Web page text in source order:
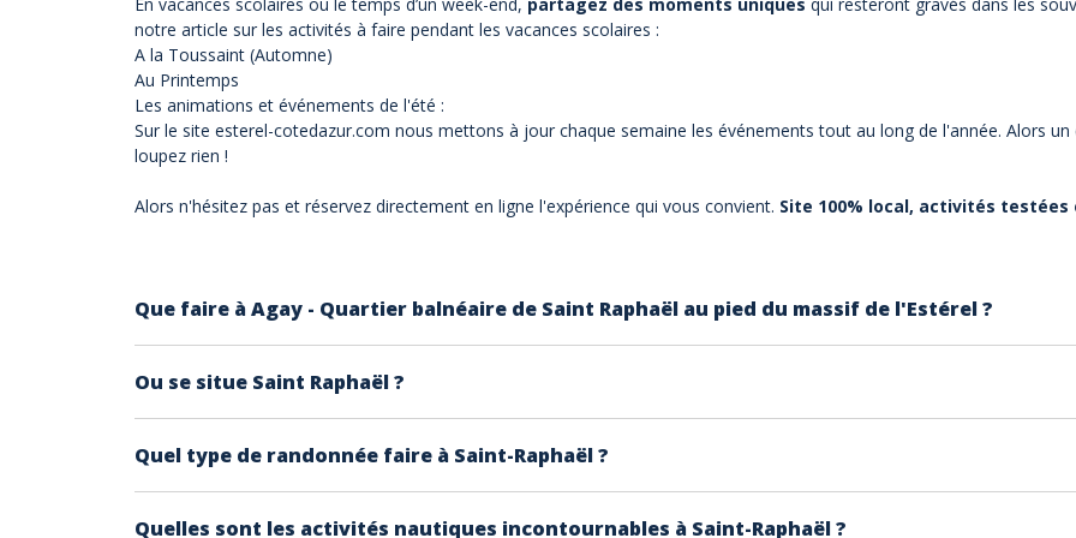
notre article sur les activités à faire pendant les vacances scolaires :
A la Toussaint (Automne)
Au Printemps
Les animations et événements de l'été :
Sur le site esterel-cotedazur.com nous mettons à jour chaque semaine les événements tout au long de l'année. Alors
loupez rien !
Alors n'hésitez pas et réservez directement en ligne l'expérience qui vous convient. Site 100% local, activités
Que faire à Agay - Quartier balnéaire de Saint Raphaël au pied du massif de l'Estérel ?
Sa rade fermée était utilisée à l’époque comme comptoir d’échange par les romains.
C’est aujourd’hui
de l’Estérel1.
À Agay, vous pourrez profiter de ses trois plages de sable fin, bordées de restaurants et de bars, où
du kayak.
panorama à couper le souffle.
Ou se situe Saint Raphaël ?
Tropez.
Avec son climat azuréen, il y fait bon vivre toute l'année avec la douceur de l'hiver et la chaleur estivale,
aux alentours
Quel type de randonnée faire à Saint-Raphaël ?
Quelles sont les activités nautiques incontournables à Saint-Raphaël ?